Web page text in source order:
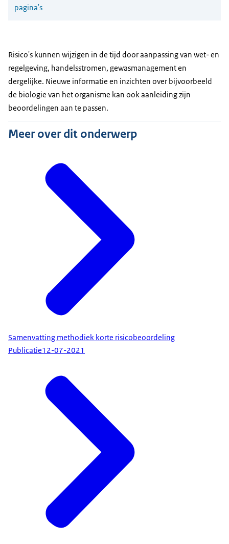
pagina's
Risico's kunnen wijzigen in de tijd door aanpassing van wet- en
regelgeving, handelsstromen, gewasmanagement en
dergelijke. Nieuwe informatie en inzichten over bijvoorbeeld
de biologie van het organisme kan ook aanleiding zijn
beoordelingen aan te passen.
Meer over dit onderwerp
Samenvatting methodiek korte risicobeoordeling
Publicatie12-07-2021